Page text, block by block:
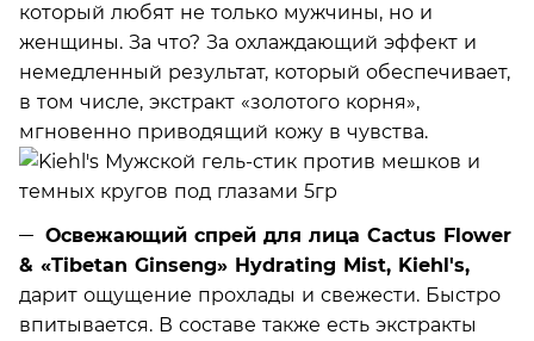
который любят не только мужчины, но и
женщины. За что? За охлаждающий эффект и
немедленный результат, который обеспечивает,
в том числе, экстракт «золотого корня»,
мгновенно приводящий кожу в чувства.
Освежающий спрей для лица Cactus Flower
& «Tibetan Ginseng» Hydrating Mist, Kiehl's,
дарит ощущение прохлады и свежести. Быстро
впитывается. В составе также есть экстракты